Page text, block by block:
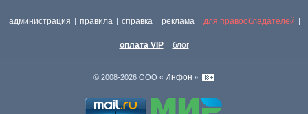
администрация | правила | справка | реклама | для правообладателей |
оплата VIP | блог
© 2008-2026 ООО « Инфон »